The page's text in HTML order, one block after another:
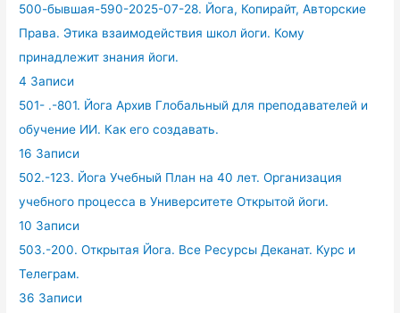
500-бывшая-590-2025-07-28. Йога, Копирайт, Авторские
Права. Этика взаимодействия школ йоги. Кому
принадлежит знания йоги.
4 Записи
501- .-801. Йога Архив Глобальный для преподавателей и
обучение ИИ. Как его создавать.
16 Записи
502.-123. Йога Учебный План на 40 лет. Организация
учебного процесса в Университете Открытой йоги.
10 Записи
503.-200. Открытая Йога. Все Ресурсы Деканат. Курс и
Телеграм.
36 Записи